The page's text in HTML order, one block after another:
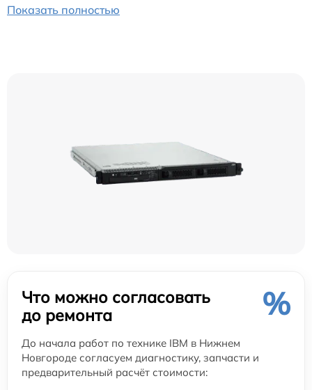
Показать полностью
Что можно согласовать
до ремонта
%
До начала работ по технике IBM в Нижнем
Новгороде согласуем диагностику, запчасти и
предварительный расчёт стоимости: